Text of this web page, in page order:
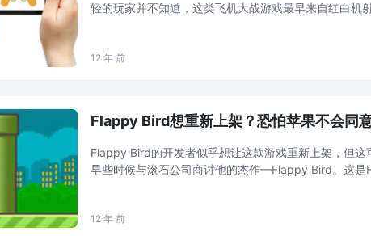
轻的玩家并不知道，这类飞机大战游戏最早来自红白机
12 年 前
Flappy Bird想重新上架？恐怕苹果不会同
Flappy Bird的开发者似乎想让这款游戏重新上架，但
早些时候与滚石公司商讨他的杰作—Flappy Bird。这
12 年 前